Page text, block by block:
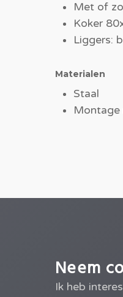
Met of
Koker
Liggers:
Materialen
Staal
Neem
Ik heb